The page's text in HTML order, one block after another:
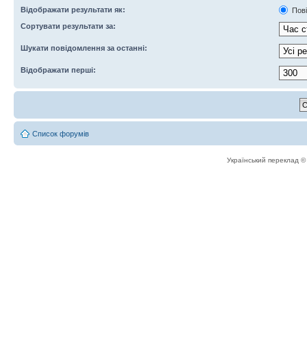
Відображати результати як:
Сортувати результати за:
Шукати повідомлення за останні:
Відображати перші:
Список форумів
Український переклад